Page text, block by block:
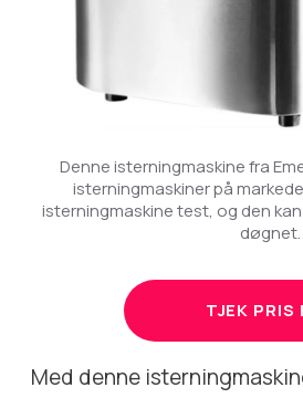
Denne isterningmaskine fra
isterningmaskiner på
isterningmaskine test, og den
døgnet.
TJEK PRIS
Med denne